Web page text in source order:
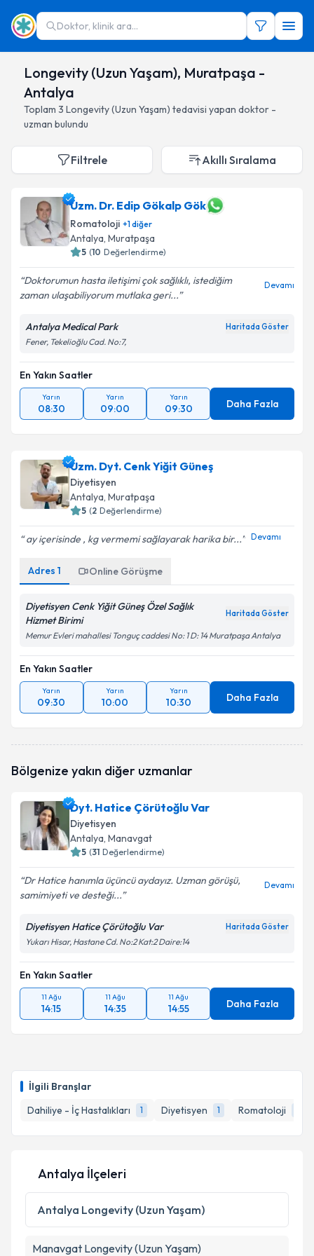
Doktor, klinik ara...
Longevity (Uzun Yaşam), Muratpaşa -
Antalya
Toplam 3 Longevity (Uzun Yaşam) tedavisi yapan doktor -
uzman bulundu
İlgili Branşlar
Dahiliye - İç Hastalıkları
1 Diyetisyen 1 Romatoloji
Filtrele Akıllı Sıralama
Uzm. Dr. Edip Gökalp Gök
Romatoloji +1diğer
Antalya, Muratpaşa
5 (10 Değerlendirme)
Doktorumun hasta iletişimi çok sağlıklı, istediğim
zaman ulaşabiliyorum mutlaka geri...
Devamı
Antalya Medical Park Haritada Göster
Fener, Tekelioğlu Cad. No:7,
En Yakın Saatler
Yarın
08:30
Yarın
09:00
Yarın
09:30 Daha Fazla
Uzm. Dyt. Cenk Yiğit Güneş
Diyetisyen
Antalya, Muratpaşa
5 (2 Değerlendirme)
ay içerisinde , kg vermemi sağlayarak harika bir... Devamı
Adres 1 Online Görüşme
Diyetisyen Cenk Yiğit Güneş Özel Sağlık
Hizmet Birimi
Haritada Göster
Memur Evleri mahallesi Tonguç caddesi No: 1 D: 14 Muratpaşa Antalya
En Yakın Saatler
Yarın
09:30
Yarın
10:00
Yarın
10:30 Daha Fazla
Bölgenize yakın diğer uzmanlar
Dyt. Hatice Çörütoğlu Var
Diyetisyen
Antalya, Manavgat
5 (31 Değerlendirme)
Dr Hatice hanımla üçüncü aydayız. Uzman görüşü,
samimiyeti ve desteği...
Devamı
Diyetisyen Hatice Çörütoğlu Var Haritada Göster
Yukarı Hisar, Hastane Cd. No:2 Kat:2 Daire:14
En Yakın Saatler
11 Ağu
14:15
11 Ağu
14:35
11 Ağu
14:55 Daha Fazla
Antalya İlçeleri
Antalya Longevity (Uzun Yaşam)
Manavgat Longevity (Uzun Yaşam)